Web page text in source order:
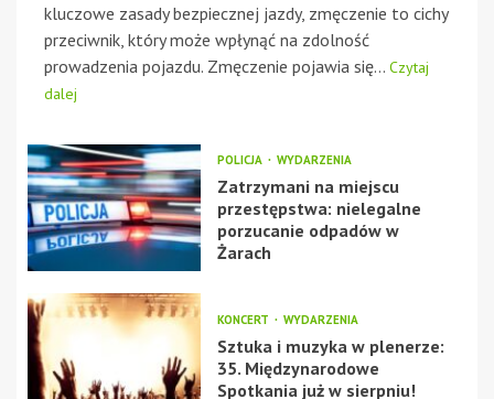
kluczowe zasady bezpiecznej jazdy, zmęczenie to cichy
przeciwnik, który może wpłynąć na zdolność
prowadzenia pojazdu. Zmęczenie pojawia się... Czytaj
dalej
POLICJA WYDARZENIA
Zatrzymani na miejscu
przestępstwa: nielegalne
porzucanie odpadów w
Żarach
KONCERT WYDARZENIA
Sztuka i muzyka w plenerze:
35. Międzynarodowe
Spotkania już w sierpniu!